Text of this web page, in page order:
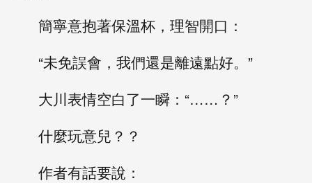
簡寧意抱著保溫杯，理智開口：
“未免誤會，我們還是離遠點好。”
大川表情空白了一瞬：“……？”
什麼玩意兒？？
作者有話要說：